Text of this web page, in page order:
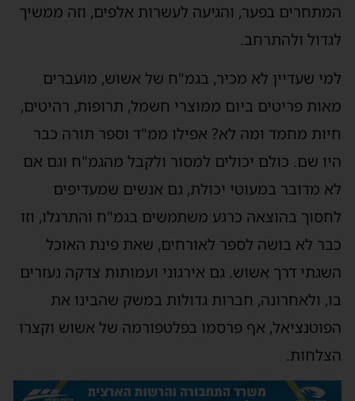
המתחרים בפער, והגיעה לעשרות אלפים, וזה ממשיך
לגדול ולהתרחב.
למי שעדיין לא מכיר, בגמ"ח של אשוש, מועברים
מאות פריטים ביום ממוצרי חשמל, תרופות, רהיטים,
חיות מחמד ומה לא? אפילו ממ"ד וספר תורה כבר
היו שם. כולם יכולים למסור ולקבל מהגמ"ח וגם אם
לא מדובר במעוטי יכולת, גם אנשים שמעדיפים
לחסוך בהוצאה כרגע משתמשים בגמ"ח והתרגלו, וזו
כבר לא בושה לספר לאורחים, שאת פינת האוכל
השגתי דרך אשוש. גם אירגוני ועמותות צדקה נעזרים
בו, ולאחרונה, חברות גדולות במשק שהבינו את
הפוטנציאל, אף פרסמו בפלטפורמה של אשוש וקצרו
הצלחות.